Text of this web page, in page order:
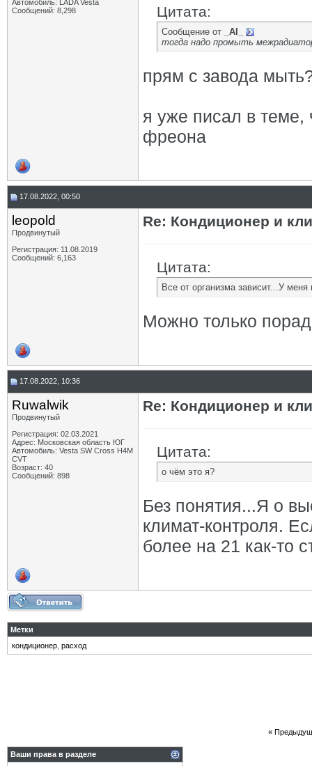
Автомобиль: LADA Vesta
Сообщений: 8,298
Цитата:
Сообщение от
_AI_
тогда надо промыть
прям с завода
я уже писал в теме,
фреона
17.08.2022, 00:50
leopold
Продвинутый
Регистрация: 11.08.2019
Сообщений: 6,163
Re: Кондиционер и
Цитата:
Все от организма зависит...У
Можно только
17.08.2022, 10:36
Ruwalwik
Продвинутый
Регистрация: 02.03.2021
Адрес: Московская область ЮГ
Автомобиль: Vesta SW Cross H4M
CVT
Возраст: 40
Сообщений: 898
Re: Кондиционер и
Цитата:
о чём это я?
Без понятия...Я о
климат-контроля.
более на 21 как-то
Метки
кондиционер расход
«
Ваши права в разделе